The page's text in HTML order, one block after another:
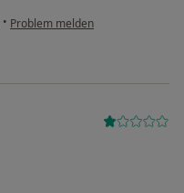
• Problem melden